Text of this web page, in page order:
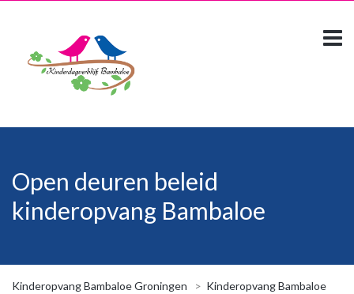
Open deuren beleid
kinderopvang Bambaloe
Kinderopvang Bambaloe Groningen > Kinderopvang Bambaloe